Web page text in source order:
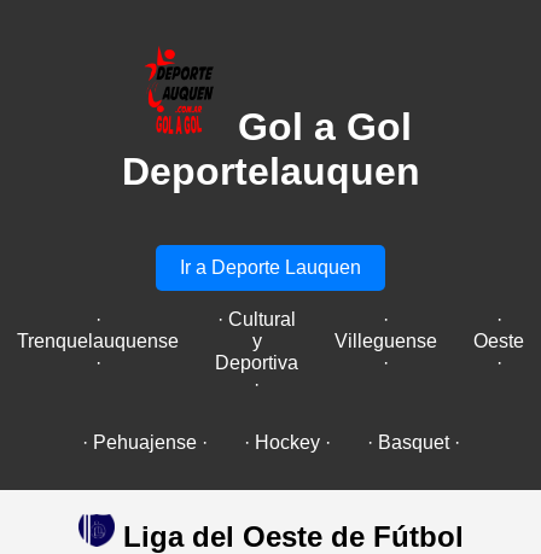
Gol a Gol
Deportelauquen
Ir a Deporte Lauquen
·
Trenquelauquense
·
· Cultural
y
Deportiva
·
·
Villeguense
·
·
Oeste
·
· Pehuajense · · Hockey · · Basquet ·
Liga del Oeste de Fútbol